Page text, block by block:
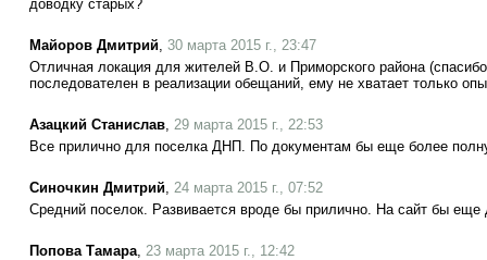
доводку старых?
Майоров Дмитрий, 30 марта 2015 г., 23:47
Отличная локация для жителей В.О. и Приморского района
последователен в реализации обещаний, ему не хватает только
Азацкий Станислав, 29 марта 2015 г., 22:53
Все прилично для поселка ДНП. По документам бы еще более
Синочкин Дмитрий, 24 марта 2015 г., 07:52
Средний поселок. Развивается вроде бы прилично. На сайт бы еще
Попова Тамара, 23 марта 2015 г., 12:42